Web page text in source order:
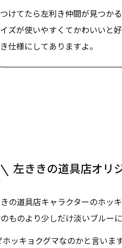
つけてたら左利き仲間が見つか
イズが使いやすくてかわいいと
き仕様にしてありますよ。
左ききの道具店オリ
の道具店キャラクターのホッ
ものより少しだけ淡いブルーに
ホッキョクグマなのかと言いま